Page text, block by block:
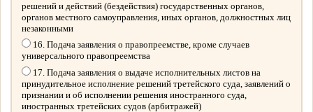
решений и действий (бездействия) государственных органов,
органов местного самоуправления, иных органов, должностных лиц
незаконными
16. Подача заявления о правопреемстве, кроме случаев
универсального правопреемства
17. Подача заявления о выдаче исполнительных листов на
принудительное исполнение решений третейского суда, заявлений о
признании и об исполнении решения иностранного суда,
иностранных третейских судов (арбитражей)